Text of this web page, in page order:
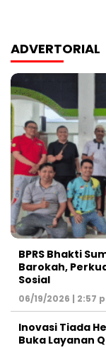
ADVERTORIAL
BPRS Bhakti
Barokah,
Sosial
06/19/2026 | 2:57
Inovasi Tiada
Buka Layanan